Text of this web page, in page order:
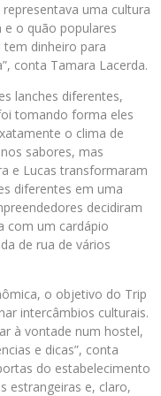
uma cultura
o quão populares
dinheiro para
conta Tamara Lacerda.
lanches diferentes,
tomando forma eles
o clima de
sabores, mas
e Lucas transformaram
diferentes em uma
decidiram
com um cardápio
de rua de vários
o objetivo do Trip
intercâmbios culturais.
à vontade num hostel,
e dicas”, conta
do estabelecimento
estrangeiras e, claro,